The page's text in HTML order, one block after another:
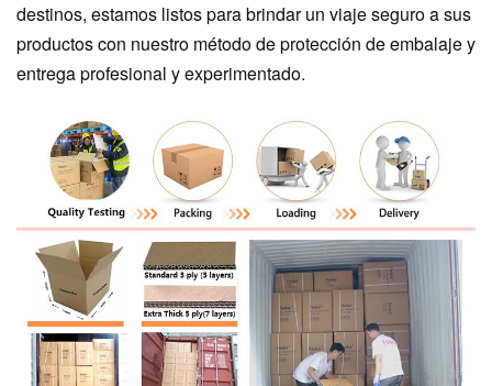
destinos, estamos listos para brindar un viaje seguro a sus
productos con nuestro método de protección de embalaje y
entrega profesional y experimentado.